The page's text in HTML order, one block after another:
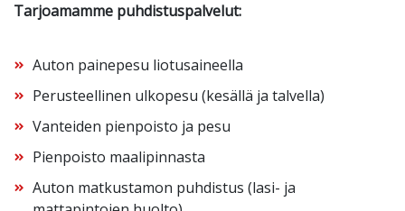
Tarjoamamme puhdistuspalvelut:
Auton painepesu liotusaineella
Perusteellinen ulkopesu (kesällä ja talvella)
Vanteiden pienpoisto ja pesu
Pienpoisto maalipinnasta
Auton matkustamon puhdistus (lasi- ja